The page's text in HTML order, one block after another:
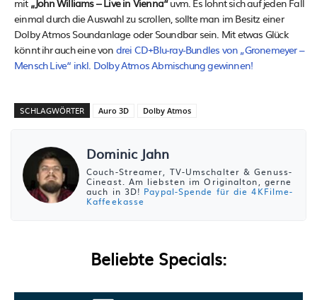
einmal durch die Auswahl zu scrollen, sollte man im Besitz einer
Dolby Atmos Soundanlage oder Soundbar sein. Mit etwas Glück
könnt ihr auch eine von drei CD+Blu-ray-Bundles von „Gronemeyer –
Mensch Live“ inkl. Dolby Atmos Abmischung gewinnen!
SCHLAGWÖRTER Auro 3D Dolby Atmos
Dominic Jahn
Couch-Streamer, TV-Umschalter & Genuss-
Cineast. Am liebsten im Originalton, gerne
auch in 3D! Paypal-Spende für die 4KFilme-
Kaffeekasse
Beliebte Specials: